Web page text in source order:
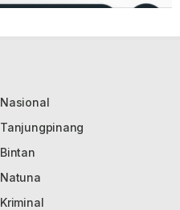
Nasional
Tanjungpinang
Bintan
Natuna
Kriminal